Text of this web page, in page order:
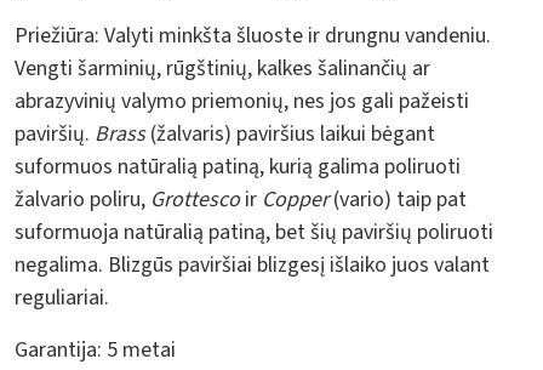
Priežiūra: Valyti minkšta šluoste ir drungnu vandeniu.
Vengti šarminių, rūgštinių, kalkes šalinančių ar
abrazyvinių valymo priemonių, nes jos gali pažeisti
paviršių. Brass(žalvaris) paviršius laikui bėgant
suformuos natūralią patiną, kurią galima poliruoti
žalvario poliru, Grottescoir Copper(vario) taip pat
suformuoja natūralią patiną, bet šių paviršių poliruoti
negalima. Blizgūs paviršiai blizgesį išlaiko juos valant
reguliariai.
Garantija: 5 metai